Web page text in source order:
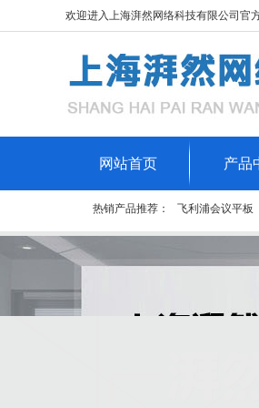
欢迎进入上海湃然网络科技有限公司官
网站首页 产品
热销产品推荐： 飞利浦会议平板